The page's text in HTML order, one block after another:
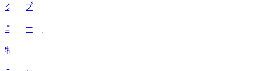
クラブ
ニュース
特集